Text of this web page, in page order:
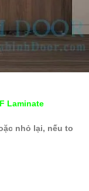
Laminate
nhỏ lại, nếu to